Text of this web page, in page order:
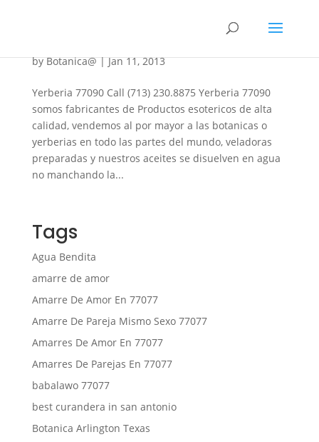
byBotanica@|Jan 11, 2013
Yerberia 77090 Call (713) 230.8875 Yerberia 77090
somos fabricantes de Productos esotericos de alta
calidad, vendemos al por mayor a las botanicas o
yerberias en todo las partes del mundo, veladoras
preparadas y nuestros aceites se disuelven en agua
no manchando la...
Tags
Agua Bendita
amarre de amor
Amarre De Amor En 77077
Amarre De Pareja Mismo Sexo 77077
Amarres De Amor En 77077
Amarres De Parejas En 77077
babalawo 77077
best curandera in san antonio
Botanica Arlington Texas